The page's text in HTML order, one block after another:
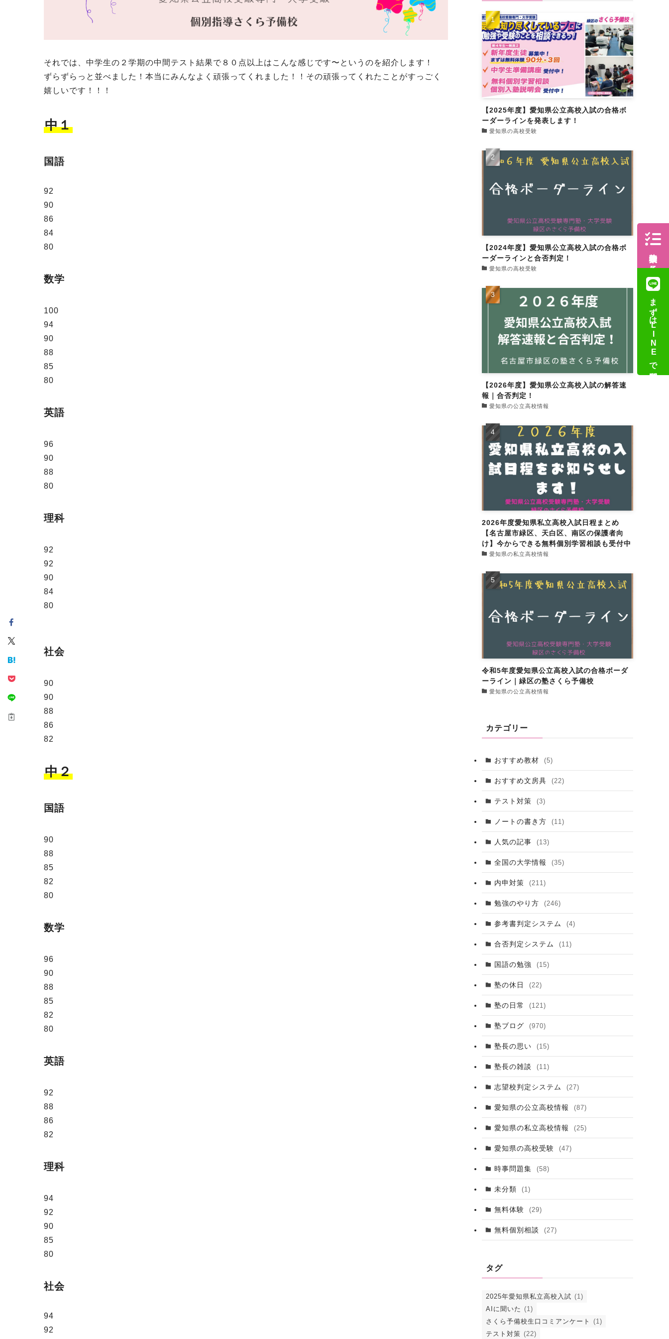
それでは、中学生の２学期の中間テスト結果で８０点以上はこんな感じです〜というのを紹介します！
ずらずらっと並べました！本当にみんなよく頑張ってくれました！！その頑張ってくれたことがすっごく
嬉しいです！！！
中１
国語
92
90
86
84
80
数学
100
94
90
88
85
80
英語
96
90
88
80
理科
92
92
90
84
80
社会
90
90
88
86
82
中２
国語
90
88
85
82
80
数学
96
90
88
85
82
80
英語
92
88
86
82
理科
94
92
90
85
80
社会
94
92
【2025年度】愛知県公立高校入試の合格ボ
ーダーラインを発表します！
愛知県の高校受験
【2024年度】愛知県公立高校入試の合格ボ
ーダーラインと合否判定！
愛知県の高校受験
【2026年度】愛知県公立高校入試の解答速
報｜合否判定！
愛知県の公立高校情報
2026年度愛知県私立高校入試日程まとめ
【名古屋市緑区、天白区、南区の保護者向
け】今からできる無料個別学習相談も受付中
愛知県の私立高校情報
令和5年度愛知県公立高校入試の合格ボーダ
ーライン｜緑区の塾さくら予備校
愛知県の公立高校情報
カテゴリー
おすすめ教材 (5)
おすすめ文房具 (22)
テスト対策 (3)
ノートの書き方 (11)
人気の記事 (13)
全国の大学情報 (35)
内申対策 (211)
勉強のやり方 (246)
参考書判定システム (4)
合否判定システム (11)
国語の勉強 (15)
塾の休日 (22)
塾の日常 (121)
塾ブログ (970)
塾長の思い (15)
塾長の雑談 (11)
志望校判定システム (27)
愛知県の公立高校情報 (87)
愛知県の私立高校情報 (25)
愛知県の高校受験 (47)
時事問題集 (58)
未分類 (1)
無料体験 (29)
無料個別相談 (27)
タグ
2025年愛知県私立高校入試 (1)
AIに聞いた (1)
さくら予備校生口コミアンケート
(1)
テスト対策 (22)
体験授業の予約
まずはLINEで質問